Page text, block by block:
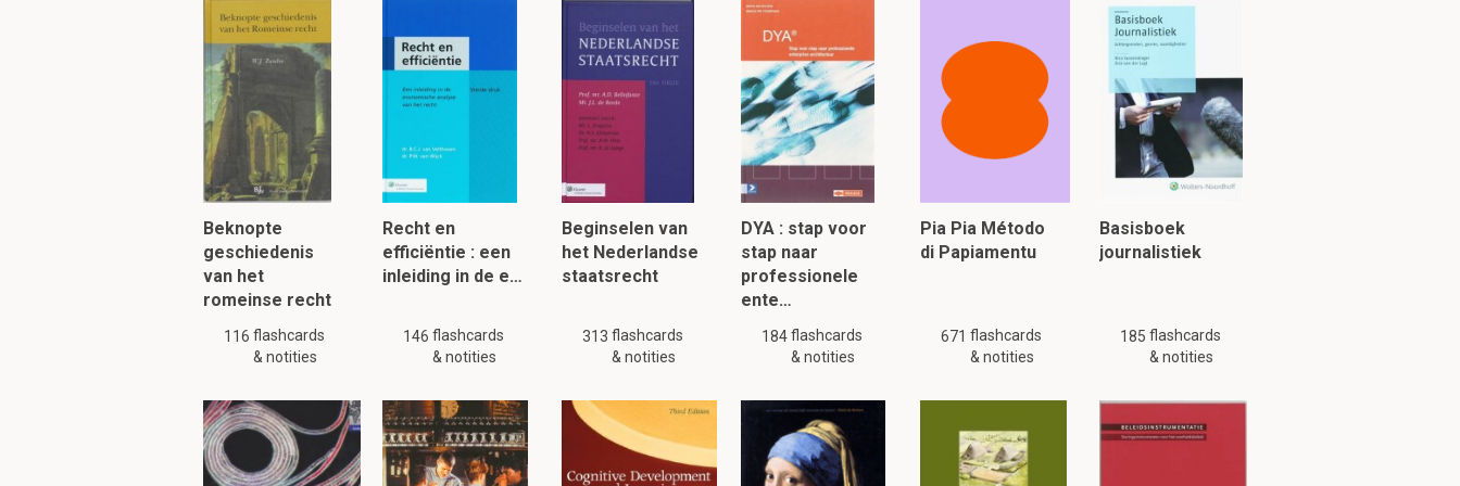
Waarin wordt vermogen P uit gedrukt?
in Watt
2.10 Veiligheid in de elektrotechniek
Moet een dubbel geïsoleerd apparaat geaard zijn?
volledig. Zoek a.u.b.soortgelijke andere samenvattingen.
Om verder te lezen, klik hier:
Beknopte
geschiedenis
van het
romeinse recht
116 flashcards
& notities
Recht en
efficiëntie : een
inleiding in de e…
146 flashcards
& notities
Beginselen van
het Nederlandse
staatsrecht
313 flashcards
& notities
DYA : stap voor
stap naar
professionele
ente…
184flashcards
& notities
Pia Pia Método
di Papiamentu
671 flashcards
& notities
Basisboek
journalistiek
185 flashcards
& notities